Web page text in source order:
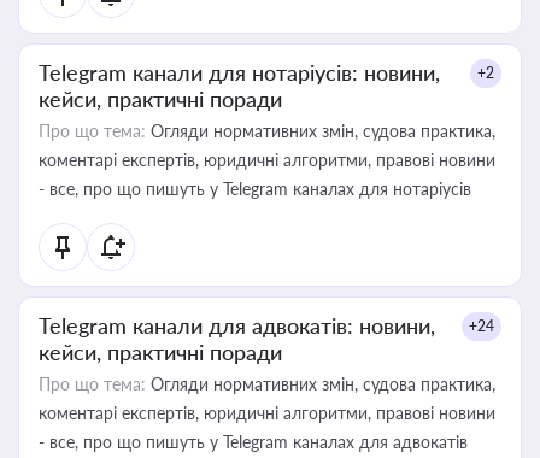
Telegram канали для нотаріусів: новини,
кейси, практичні поради
+2
Про що тема: Огляди нормативних змін, судова практика,
коментарі експертів, юридичні алгоритми, правові новини
- все, про що пишуть у Telegram каналах для нотаріусів
Telegram канали для адвокатів: новини,
кейси, практичні поради
+24
Про що тема: Огляди нормативних змін, судова практика,
коментарі експертів, юридичні алгоритми, правові новини
- все, про що пишуть у Telegram каналах для адвокатів